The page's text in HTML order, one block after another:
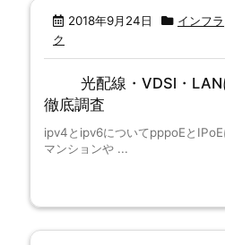
2018年9月24日 インフラ
ク
光配線・VDSl・
徹底調査
ipv4とipv6についてpppoEと
マンションや ...